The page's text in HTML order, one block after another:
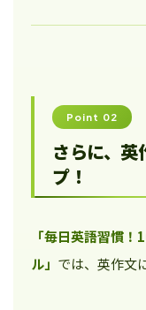
Point 02
さらに、英
プ！
「毎日英語習慣
ル」 では、英作文